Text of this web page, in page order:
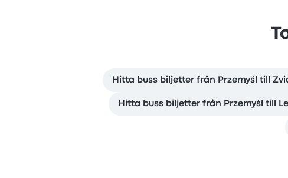
Hitta buss biljetter från Przemyśl till
Hitta buss biljetter från Przemyśl till